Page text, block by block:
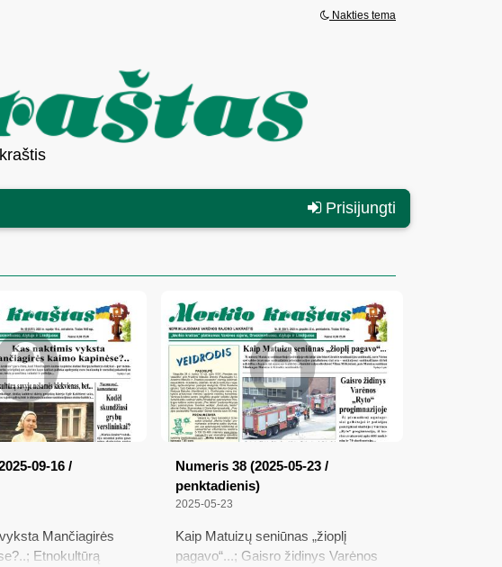
Nakties tema
Prisijungti
09-16 /
Mančiagirės
Etnokultūrą
Numeris 38 (2025-05-23 /
penktadienis)
2025-05-23
Kaip Matuizų seniūnas „žioplį
pagavo“...; Gaisro židinys Varėnos